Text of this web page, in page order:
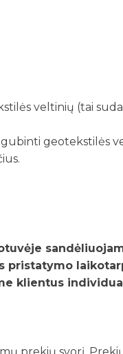
veltinių (tai
pristatymo
klientus